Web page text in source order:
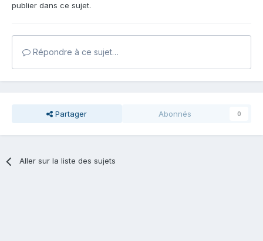
publier dans ce sujet.
Répondre à ce sujet…
Partager Abonnés 0
Aller sur la liste des sujets